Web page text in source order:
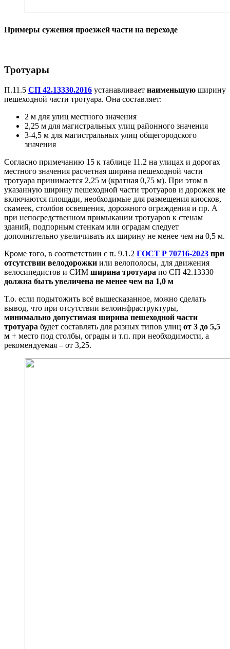
Примеры сужения проезжей части на переходе
Тротуары
П.11.5 СП 42.13330.2016 устанавливает наименьшую ширину
пешеходной части тротуара. Она составляет:
2 м для улиц местного значения
2,25 м для магистральных улиц районного значения
3-4,5 м для магистральных улиц общегородского
значения
Согласно примечанию 15 к таблице 11.2 на улицах и дорогах
местного значения расчетная ширина пешеходной части
тротуара принимается 2,25 м (кратная 0,75 м). При этом в
указанную ширину пешеходной части тротуаров и дорожек не
включаются площади, необходимые для размещения киосков,
скамеек, столбов освещения, дорожного ограждения и пр. А
при непосредственном примыкании тротуаров к стенам
зданий, подпорным стенкам или оградам следует
дополнительно увеличивать их ширину не менее чем на 0,5 м.
Кроме того, в соответствии с п. 9.1.2 ГОСТ Р 70716-2023 при
отсутствии велодорожки или велополосы, для движения
велосипедистов и СИМ ширина тротуара по СП 42.13330
должна быть увеличена не менее чем на 1,0 м
Т.о. если подытожить всё вышесказанное, можно сделать
вывод, что при отсутствии велоинфраструктуры,
минимально допустимая ширина пешеходной части
тротуара будет составлять для разных типов улиц от 3 до 5,5
м + место под столбы, ограды и т.п. при необходимости, а
рекомендуемая – от 3,25.